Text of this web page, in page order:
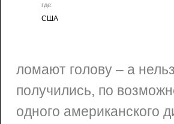
где:
США
ломают голову – а
получились, по
одного американского